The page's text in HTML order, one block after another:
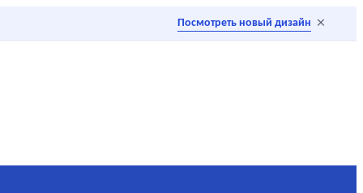
Посмотреть новый дизайн ×